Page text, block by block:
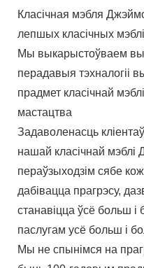
Класічная мэбля
лепшых класічных мэблі
Мы выкарыстоўваем
перадавыя тэхналогіі
прадмет класічнай
мастацтва
Задаволенасць
нашай класічнай
пераўзыходзім сябе
дабівацца прагрэсу,
станавіцца ўсё больш
паслугам усё больш і
Мы не спынімся на